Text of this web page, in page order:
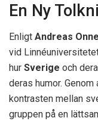
En Ny
Enligt Andreas
vid
hur Sverige och
deras humor.
kontrasten mellan
gruppen på en